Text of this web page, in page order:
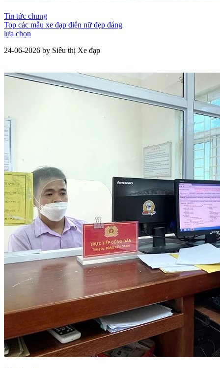
Tin tức chung
Top các mẫu xe đạp điện nữ đẹp đáng
lựa chọn
24-06-2026 by Siêu thị Xe đạp